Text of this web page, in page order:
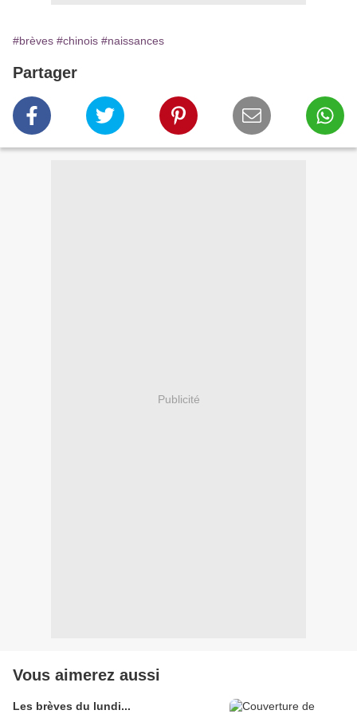
#brèves #chinois #naissances
Partager
Publicité
Vous aimerez aussi
Les brèves du lundi...